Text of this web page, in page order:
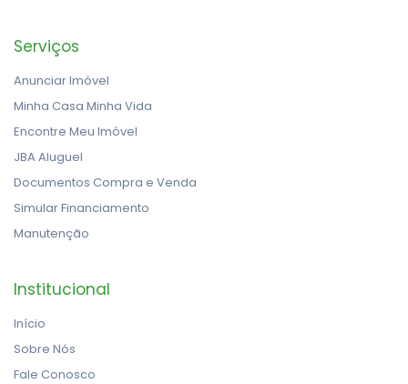
Serviços
Anunciar Imóvel
Minha Casa Minha Vida
Encontre Meu Imóvel
JBA Aluguel
Documentos Compra e Venda
Simular Financiamento
Manutenção
Institucional
Início
Sobre Nós
Fale Conosco